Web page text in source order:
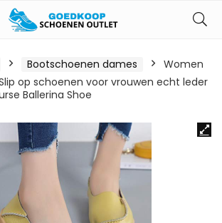
Bootschoenen dames
Women
op schoenen voor vrouwen echt leder
Ballerina Shoe